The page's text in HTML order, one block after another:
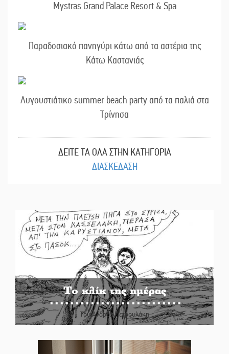
Mystras Grand Palace Resort & Spa
Παραδοσιακό πανηγύρι κάτω από τα αστέρια της
Κάτω Καστανιάς
Αυγουστιάτικο summer beach party από τα παλιά στα
Τρίνησα
ΔΕΙΤΕ ΤΑ ΟΛΑ ΣΤΗΝ ΚΑΤΗΓΟΡΙΑ
ΔΙΑΣΚΕΔΑΣΗ
Το κλίκ της ημέρας
Του Ανδρέα Πετρουλάκη